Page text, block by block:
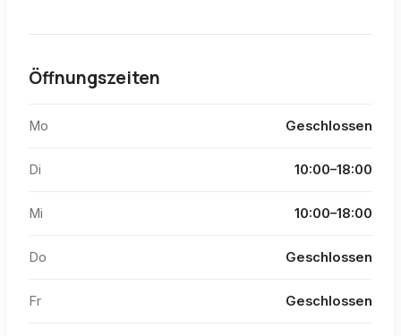
Öffnungszeiten
Mo Geschlossen
Di 10:00–18:00
Mi 10:00–18:00
Do Geschlossen
Fr Geschlossen